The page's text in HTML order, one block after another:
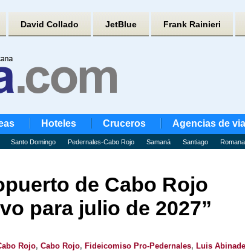
David Collado JetBlue Frank Rainieri
Hoteles Cruceros Agencias de
Santo Domingo Pedernales-Cabo Rojo Samaná Santiago
de Cabo Rojo
para julio de 2027”
Rojo, Cabo Rojo, Fideicomiso Pro-Pedernales, Luis